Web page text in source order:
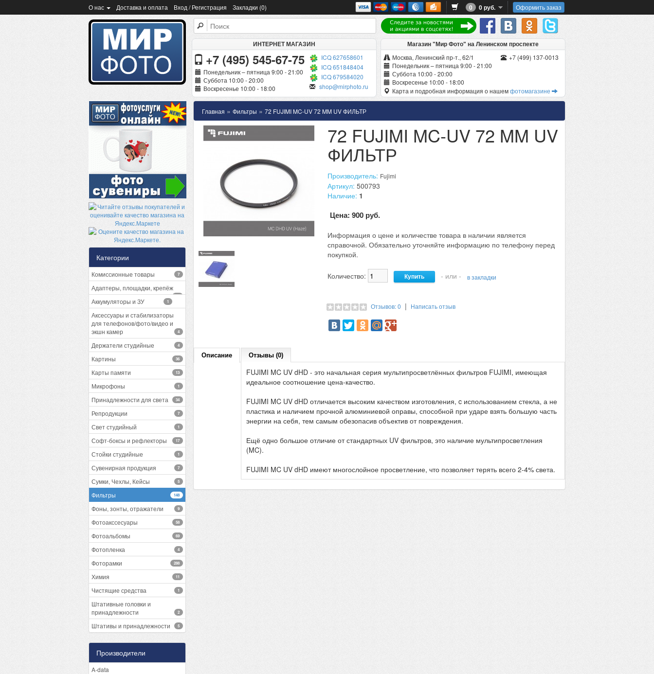
О нас Доставка и оплата Вход / Регистрация Закладки (0) Оформить заказ
0 0 руб.
Магазин "Мир Фото" на Ленинском проспекте
Москва, Ленинский пр-т., 62/1
Понедельник – пятница 9:00 - 21:00
Суббота 10:00 - 20:00
Воскресенье 10:00 - 18:00
+7 (499) 137-0013
Карта и подробная информация о нашемфотомагазине
ИНТЕРНЕТ МАГАЗИН
+7 (495) 545-67-75
Понедельник – пятница 9:00 - 21:00
Суббота 10:00 - 20:00
Воскресенье 10:00 - 18:00
ICQ 627658601
ICQ 651848404
ICQ 679584020
shop@mirphoto.ru
Категории
Комиссионные товары 7
Адаптеры, площадки, крепёж
13
Аккумуляторы и ЗУ 1
Аксессуары и стабилизаторы
для телефонов/фото/видео и
экшн камер
4
Держатели студийные 4
Картины 36
Карты памяти 13
Микрофоны 1
Принадлежности для света 34
Репродукции 7
Свет студийный 1
Софт-боксы и рефлекторы 17
Стойки студийные 1
Сувенирная продукция 7
Сумки, Чехлы, Кейсы 5
Фильтры 148
Фоны, зонты, отражатели 9
Фотоакссесуары 58
Фотоальбомы 69
Фотопленка 4
Фоторамки 288
Химия 11
Чистящие средства 1
Штативные головки и
принадлежности
2
Штативы и принадлежности 5
Производители
A-data
Главная » Фильтры » 72 FUJIMI MC-UV 72 MM UV ФИЛЬТР
72 FUJIMI MC-UV 72 MM UV
ФИЛЬТР
Производитель: Fujimi
Артикул: 500793
Наличие: 1
Цена: 900 руб.
Информация о цене и количестве товара в наличии является
справочной. Обязательно уточняйте информацию по телефону перед
покупкой.
Количество: - или - в закладки
Отзывов: 0 | Написать отзыв
Описание Отзывы (0)
FUJIMI MC UV dHD - это начальная серия мультипросветлённых фильтров FUJIMI, имеющая
идеальное соотношение цена-качество.
FUJIMI MC UV dHD отличается высоким качеством изготовления, c использованием стекла, а не
пластика и наличием прочной алюминиевой оправы, способной при ударе взять большую часть
энергии на себя, тем самым обезопасив объектив от повреждения.
Ещё одно большое отличие от стандартных UV фильтров, это наличие мультипросветления
(MC).
FUJIMI MC UV dHD имеют многослойное просветление, что позволяет терять всего 2-4% света.